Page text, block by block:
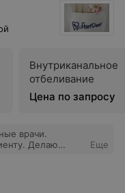
Внутриканальное
отбеливание
Цена по запросу
врачи.
Делаю
Еще